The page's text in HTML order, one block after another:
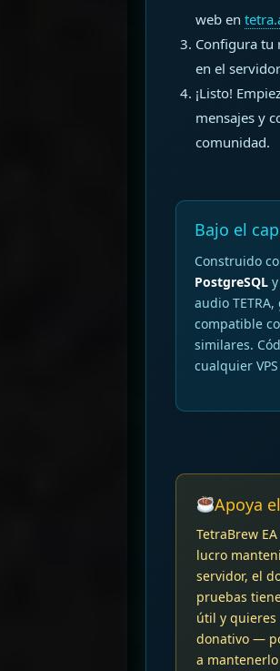
web en
Configura tu
en el
¡Listo!
mensajes y
comunidad.
Bajo el
Construido
PostgreSQL
audio TETRA,
compatible
similares.
cualquier
Apoya
TetraBrew
lucro
servidor, el
pruebas
útil y
donativo —
a